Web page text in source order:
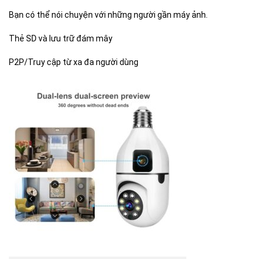
Bạn có thể nói chuyện với những người gần máy ảnh.
Thẻ SD và lưu trữ đám mây
P2P/Truy cập từ xa đa người dùng